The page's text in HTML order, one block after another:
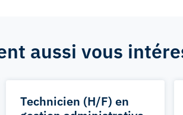
aussi vous
Technicien (H/F) en